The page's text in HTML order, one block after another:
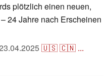
plötzlich einen neuen,
24 Jahre nach Erscheinen
🇺🇸🇨🇳 ...